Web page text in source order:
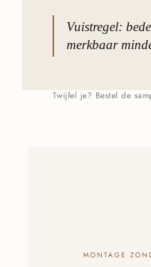
Vuistregel:
merkbaar
Twijfel je? Bestel de
MONTAGE